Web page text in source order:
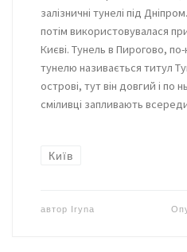
залізничні тунелі під
потім використовувалася
Києві. Тунель в Пирогово,
тунелю називається титул
острові, тут він довгий і по
сміливці запливають
Київ
автор Iryna